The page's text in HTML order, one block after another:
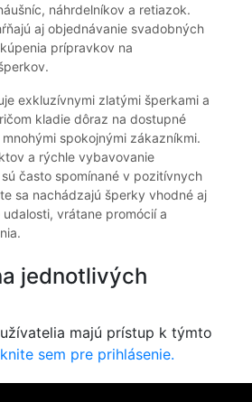
náhrdelníkov a retiazok.
aj objednávanie svadobných
prípravkov na
exkluzívnymi zlatými šperkami a
kladie dôraz na dostupné
spokojnými zákazníkmi.
a rýchle vybavovanie
často spomínané v pozitívnych
sa nachádzajú šperky vhodné aj
vrátane promócií a
jednotlivých
majú prístup k týmto
sem pre prihlásenie.